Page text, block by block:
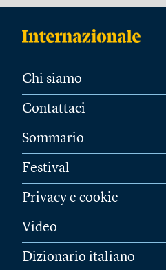
Chi siamo
Contattaci
Sommario
Festival
Privacy e cookie
Video
Dizionario italiano